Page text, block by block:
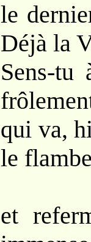
le
Déjà la
Sens-tu
qui va,
le
et